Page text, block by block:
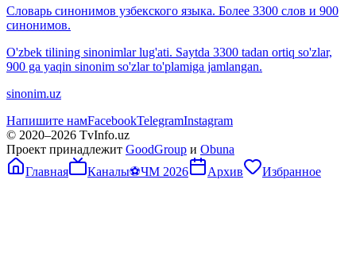
Словарь синонимов узбекского языка. Более 3300 слов и 900
синонимов.
O'zbek tilining sinonimlar lug'ati. Saytda 3300 tadan ortiq so'zlar,
900 ga yaqin sinonim so'zlar to'plamiga jamlangan.
sinonim.uz
Напишите намFacebookTelegramInstagram
© 2020–2026 TvInfo.uz
Проект принадлежит GoodGroup и Obuna
Главная
Каналы⚽ЧМ 2026 Архив Избранное